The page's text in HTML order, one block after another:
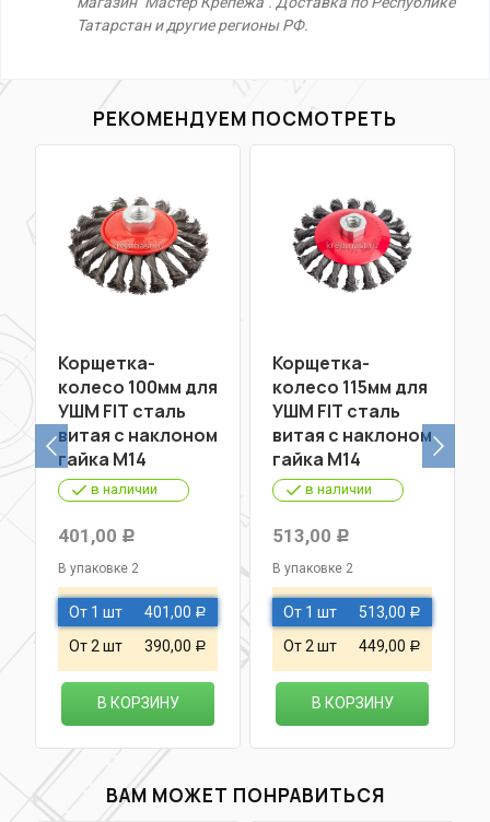
Татарстан и другие регионы РФ.
РЕКОМЕНДУЕМ ПОСМОТРЕТЬ
Корщетка-
колесо 100мм для
УШМ FIT сталь
витая с наклоном
гайка М14
в наличии
401,00 Р
В упаковке 2
От 1 шт 401,00 Р
От 2 шт 390,00 Р
В КОРЗИНУ
Корщетка-
колесо 115мм для
УШМ FIT сталь
витая с наклоном
гайка М14
в наличии
513,00 Р
В упаковке 2
От 1 шт 513,00 Р
От 2 шт 449,00 Р
В КОРЗИНУ
ВАМ МОЖЕТ ПОНРАВИТЬСЯ